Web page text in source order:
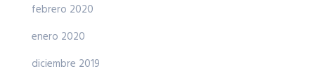
febrero 2020
enero 2020
diciembre 2019